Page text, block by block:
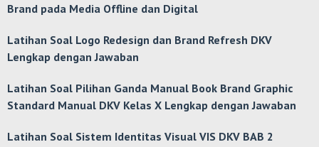
Brand pada Media Offline dan Digital
Latihan Soal Logo Redesign dan Brand Refresh DKV
Lengkap dengan Jawaban
Latihan Soal Pilihan Ganda Manual Book Brand Graphic
Standard Manual DKV Kelas X Lengkap dengan Jawaban
Latihan Soal Sistem Identitas Visual VIS DKV BAB 2